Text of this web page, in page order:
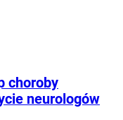
choroby
neurologów